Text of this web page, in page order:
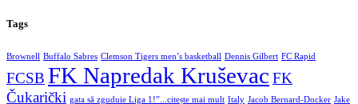
Tags
Brownell Buffalo Sabres Clemson Tigers men’s basketball Dennis Gilbert FC Rapid
FCSB FK Napredak Kruševac FK
Čukarički gata să zguduie Liga 1!”...citește mai mult Italy Jacob Bernard-Docker Jake